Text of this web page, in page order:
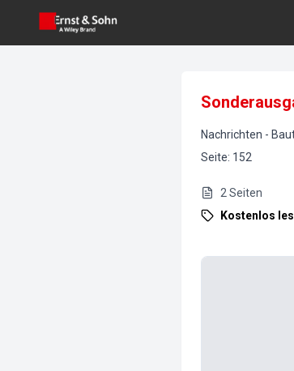
Nachrichten -
Seite: 152
2 Seiten
Kostenlos